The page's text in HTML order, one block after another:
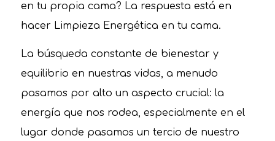
en tu propia cama? La respuesta está en
hacer Limpieza Energética en tu cama.
La búsqueda constante de bienestar y
equilibrio en nuestras vidas, a menudo
pasamos por alto un aspecto crucial: la
energía que nos rodea, especialmente en el
lugar donde pasamos un tercio de nuestro